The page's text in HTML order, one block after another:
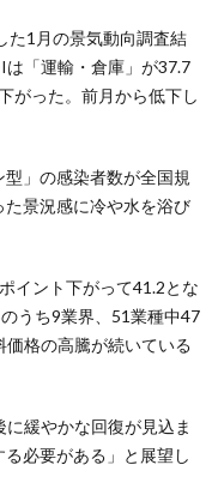
た1月の景気動向調査結
「運輸・倉庫」が37.7
がった。前月から低下し
」の感染者数が全国規
景況感に冷や水を浴び
イント下がって41.2とな
うち9業界、51業種中47
格の高騰が続いている
緩やかな回復が見込ま
必要がある」と展望し